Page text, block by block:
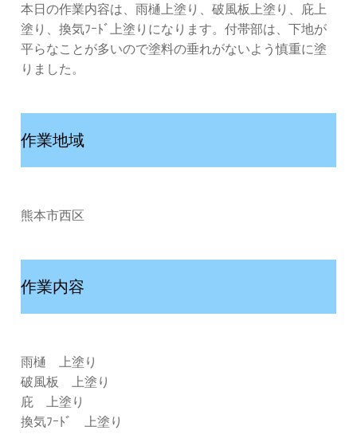
本日の作業内容は、雨樋上塗り、破風板上塗り、庇上
塗り、換気ﾌｰﾄﾞ上塗りになります。付帯部は、下地が
平らなことが多いので塗料の垂れがないよう慎重に塗
りました。
作業地域
熊本市西区
作業内容
雨樋 上塗り
破風板 上塗り
庇 上塗り
換気ﾌｰﾄﾞ 上塗り